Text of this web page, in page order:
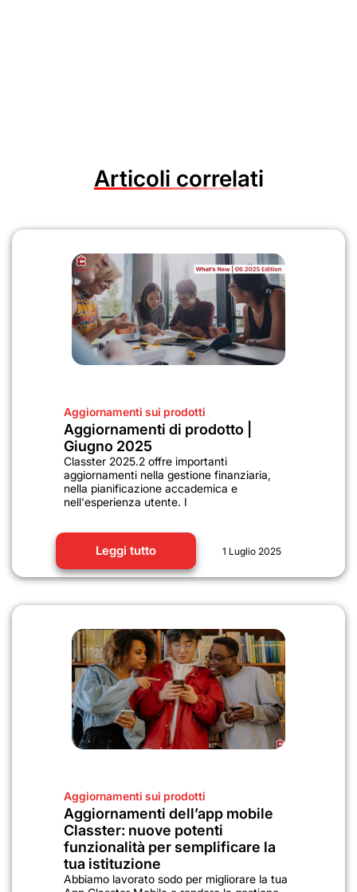
Articoli correlati
Aggiornamenti sui prodotti
Aggiornamenti di prodotto |
Giugno 2025
Classter 2025.2 offre importanti
aggiornamenti nella gestione finanziaria,
nella pianificazione accademica e
nell'esperienza utente. I
Leggi tutto 1 Luglio 2025
Aggiornamenti sui prodotti
Aggiornamenti dell’app mobile
Classter: nuove potenti
funzionalità per semplificare la
tua istituzione
Abbiamo lavorato sodo per migliorare la tua